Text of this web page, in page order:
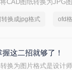
CAD图纸转换为JPG
片的方法。
换成jpg格式 ofd
这二招就够了！
换为图片格式是设计